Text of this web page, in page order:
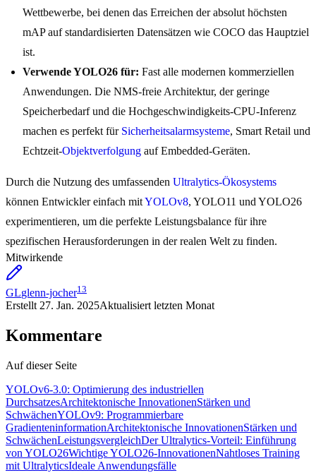
Wettbewerbe, bei denen das Erreichen der absolut höchsten
mAP auf standardisierten Datensätzen wie COCO das Hauptziel
ist.
Verwende YOLO26 für: Fast alle modernen kommerziellen
Anwendungen. Die NMS-freie Architektur, der geringe
Speicherbedarf und die Hochgeschwindigkeits-CPU-Inferenz
machen es perfekt für Sicherheitsalarmsysteme, Smart Retail und
Echtzeit-Objektverfolgung auf Embedded-Geräten.
Durch die Nutzung des umfassenden Ultralytics-Ökosystems
können Entwickler einfach mitYOLOv8, YOLO11 und YOLO26
experimentieren, um die perfekte Leistungsbalance für ihre
spezifischen Herausforderungen in der realen Welt zu finden.
Mitwirkende
GLglenn-jocher13
Erstellt 27. Jan. 2025Aktualisiert letzten Monat
Kommentare
Auf dieser Seite
YOLOv6-3.0: Optimierung des industriellen
DurchsatzesArchitektonische InnovationenStärken und
SchwächenYOLOv9: Programmierbare
GradienteninformationArchitektonische InnovationenStärken und
SchwächenLeistungsvergleichDer Ultralytics-Vorteil: Einführung
von YOLO26Wichtige YOLO26-InnovationenNahtloses Training
mit UltralyticsIdeale Anwendungsfälle